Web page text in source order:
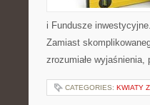
i Fundusze
Zamiast
zrozumiałe
CATEGORIES: KWIATY